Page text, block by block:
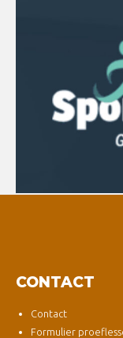
CONTACT
Contact
Formulier